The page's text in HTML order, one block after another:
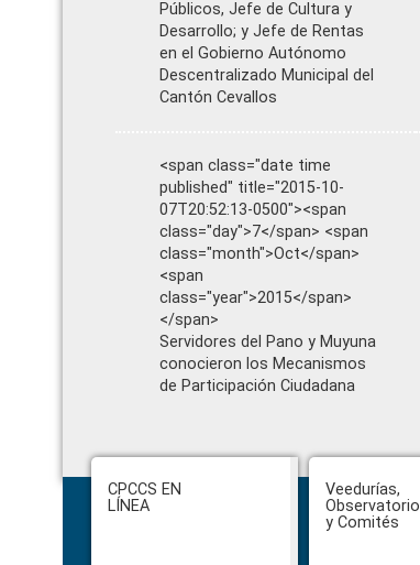
Públicos, Jefe de Cultura y
Desarrollo; y Jefe de Rentas
en el Gobierno Autónomo
Descentralizado Municipal del
Cantón Cevallos
<span class="date time
published" title="2015-10-
07T20:52:13-0500"><span
class="day">7</span> <span
class="month">Oct</span>
<span
class="year">2015</span>
</span>
Servidores del Pano y Muyuna
conocieron los Mecanismos
de Participación Ciudadana
Footer
CPCCS EN
LÍNEA
Veedurías,
y Comités